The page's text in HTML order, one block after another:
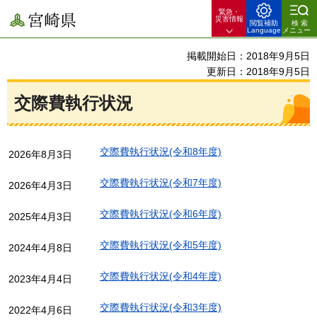
宮崎県
緊急・
災害情報
閲覧補助
Language
検索
メニュー
掲載開始日：2018年9月5日
更新日：2018年9月5日
交際費執行状況
2026年8月3日 交際費執行状況(令和8年度)
2026年4月3日 交際費執行状況(令和7年度)
2025年4月3日 交際費執行状況(令和6年度)
2024年4月8日 交際費執行状況(令和5年度)
2023年4月4日 交際費執行状況(令和4年度)
2022年4月6日 交際費執行状況(令和3年度)